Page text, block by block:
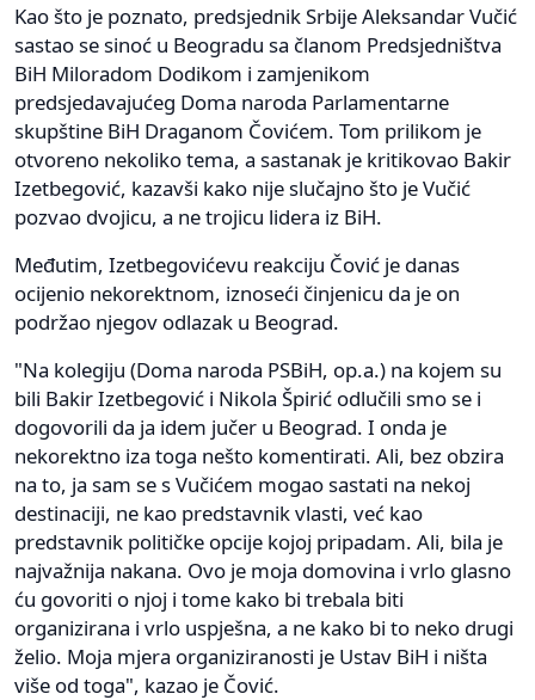
Kao što je poznato, predsjednik Srbije Aleksandar Vučić
sastao se sinoć u Beogradu sa članom Predsjedništva
BiH Miloradom Dodikom i zamjenikom
predsjedavajućeg Doma naroda Parlamentarne
skupštine BiH Draganom Čovićem. Tom prilikom je
otvoreno nekoliko tema, a sastanak je kritikovao Bakir
Izetbegović, kazavši kako nije slučajno što je Vučić
pozvao dvojicu, a ne trojicu lidera iz BiH.
Međutim, Izetbegovićevu reakciju Čović je danas
ocijenio nekorektnom, iznoseći činjenicu da je on
podržao njegov odlazak u Beograd.
"Na kolegiju (Doma naroda PSBiH, op.a.) na kojem su
bili Bakir Izetbegović i Nikola Špirić odlučili smo se i
dogovorili da ja idem jučer u Beograd. I onda je
nekorektno iza toga nešto komentirati. Ali, bez obzira
na to, ja sam se s Vučićem mogao sastati na nekoj
destinaciji, ne kao predstavnik vlasti, već kao
predstavnik političke opcije kojoj pripadam. Ali, bila je
najvažnija nakana. Ovo je moja domovina i vrlo glasno
ću govoriti o njoj i tome kako bi trebala biti
organizirana i vrlo uspješna, a ne kako bi to neko drugi
želio. Moja mjera organiziranosti je Ustav BiH i ništa
više od toga", kazao je Čović.